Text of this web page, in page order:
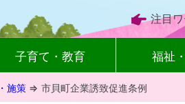
注目
子育て・教育 福祉
施策 ⇒ 市貝町企業誘致促進条例